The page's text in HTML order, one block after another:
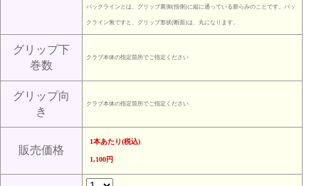
バックラインとは、グリップ裏側(指側)に縦に通っている膨らみのことです。バッ
クライン無ですと、グリップ形状(断面)は、丸になります。
グリップ下
巻数
クラブ本体の指定箇所でご指定ください
グリップ向
き
クラブ本体の指定箇所でご指定ください
販売価格
1本あたり(税込)
1,100円